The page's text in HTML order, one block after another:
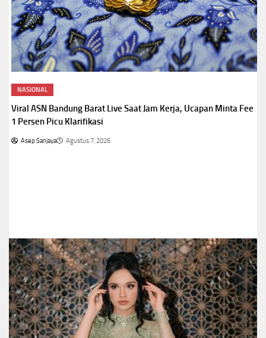
NASIONAL
Viral ASN Bandung Barat Live Saat Jam Kerja, Ucapan Minta Fee
1 Persen Picu Klarifikasi
Asep Sanjaya Agustus 7, 2026